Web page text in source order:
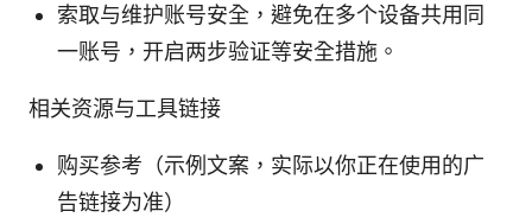
索取与维护账号安全，避免在多个设备共用同
一账号，开启两步验证等安全措施。
相关资源与工具链接
购买参考（示例文案，实际以你正在使用的广
告链接为准）